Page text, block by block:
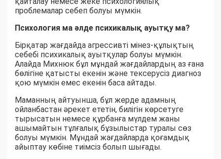
проблемалар себеп болуы мүмкін.
Психология ма әлде психикалық ауытқу ма?
Бірқатар жағдайда агрессивті мінез-құлықтың
себебі психикалық ауытқулар болуы мүмкін.
Алайда Михнюк бұл мұндай жағдайлардың аз ғана
бөлігіне қатысты екенін және тексерусіз диагноз
қою мүмкін емес екенін баса айтады.
Маманның айтуынша, бұл жерде адамның
ойланбастан әрекет ететін, билігін көрсетуге
тырысатын немесе құрбанға мүлдем жаны
ашымайтын тұлғалық бұзылыстар туралы сөз
болуы мүмкін. Мұндай жағдайларда қоғамдық
айыптау көбіне тиімсіз болып шығады.